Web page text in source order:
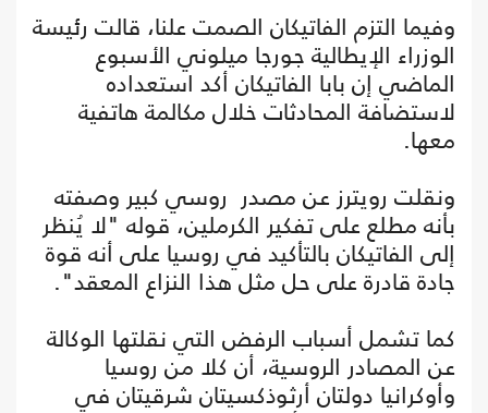
وفيما التزم الفاتيكان الصمت علنا، قالت رئيسة
الوزراء الإيطالية جورجا ميلوني الأسبوع
الماضي إن بابا الفاتيكان أكد استعداده
لاستضافة المحادثات خلال مكالمة هاتفية
معها.
ونقلت رويترز عن مصدر روسي كبير وصفته
بأنه مطلع على تفكير الكرملين، قوله "لا يُنظر
إلى الفاتيكان بالتأكيد في روسيا على أنه قوة
جادة قادرة على حل مثل هذا النزاع المعقد".
كما تشمل أسباب الرفض التي نقلتها الوكالة
عن المصادر الروسية، أن كلا من روسيا
وأوكرانيا دولتان أرثوذكسيتان شرقيتان في